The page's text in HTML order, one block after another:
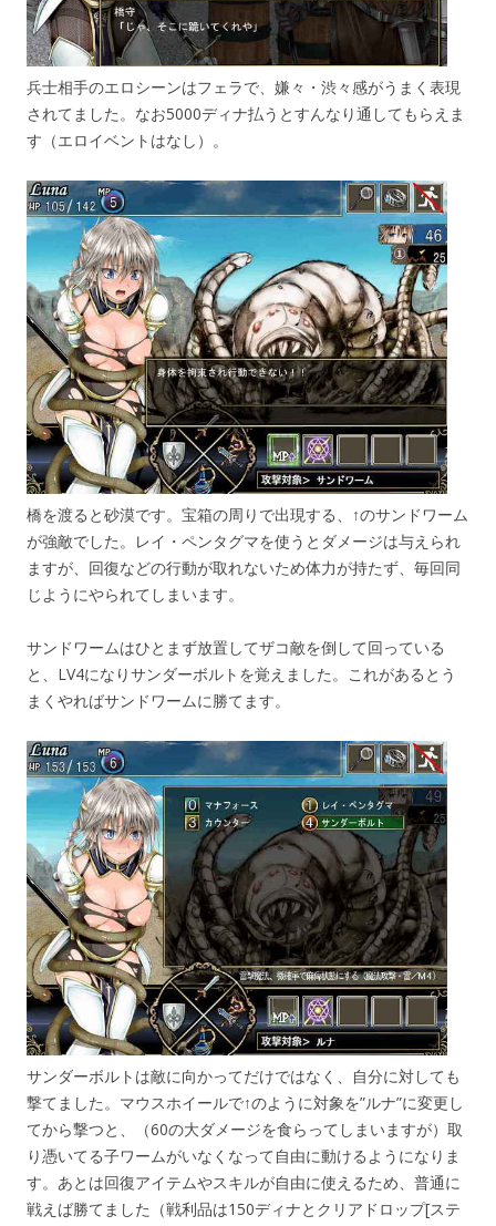
兵士相手のエロシーンはフェラで、嫌々・渋々感がうまく表現
されてました。なお5000ディナ払うとすんなり通してもらえま
す（エロイベントはなし）。
橋を渡ると砂漠です。宝箱の周りで出現する、↑のサンドワーム
が強敵でした。レイ・ペンタグマを使うとダメージは与えられ
ますが、回復などの行動が取れないため体力が持たず、毎回同
じようにやられてしまいます。
サンドワームはひとまず放置してザコ敵を倒して回っている
と、LV4になりサンダーボルトを覚えました。これがあるとう
まくやればサンドワームに勝てます。
サンダーボルトは敵に向かってだけではなく、自分に対しても
撃てました。マウスホイールで↑のように対象を”ルナ”に変更し
てから撃つと、（60の大ダメージを食らってしまいますが）取
り憑いてる子ワームがいなくなって自由に動けるようになりま
す。あとは回復アイテムやスキルが自由に使えるため、普通に
戦えば勝てました（戦利品は150ディナとクリアドロップ[ステ